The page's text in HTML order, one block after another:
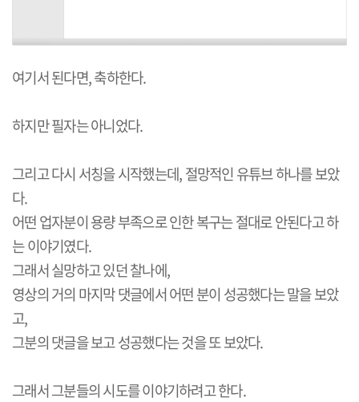
여기서 된다면, 축하한다.
하지만 필자는 아니었다.
그리고 다시 서칭을 시작했는데, 절망적인 유튜브 하나를 보았
다.
어떤 업자분이 용량 부족으로 인한 복구는 절대로 안된다고 하
는 이야기였다.
그래서 실망하고 있던 찰나에,
영상의 거의 마지막 댓글에서 어떤 분이 성공했다는 말을 보았
고,
그분의 댓글을 보고 성공했다는 것을 또 보았다.
그래서 그분들의 시도를 이야기하려고 한다.